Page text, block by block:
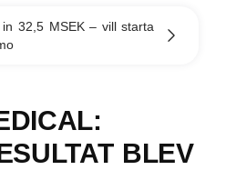
32,5 MSEK – vill starta
BLEV